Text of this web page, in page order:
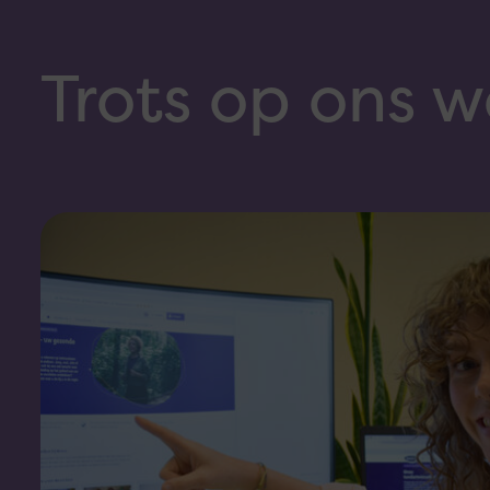
Trots op ons
Lees
meer
over
Menzis